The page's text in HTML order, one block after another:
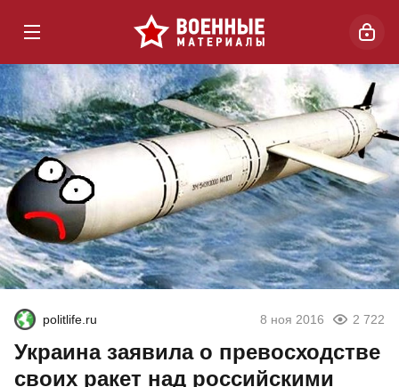
politlife.ru 8 ноя 2016 2 722
Украина заявила о превосходстве
своих ракет над российскими